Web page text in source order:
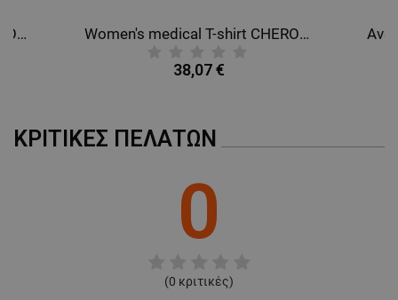
Women's medical T-shirt CHEROKEE BLACK WWE698. Women's medical T-shirt CHEROKEE GREY WWE698.
38,07 €
ΚΡΙΤΙΚΈΣ ΠΕΛΑΤΏΝ
0
(0 κριτικές)